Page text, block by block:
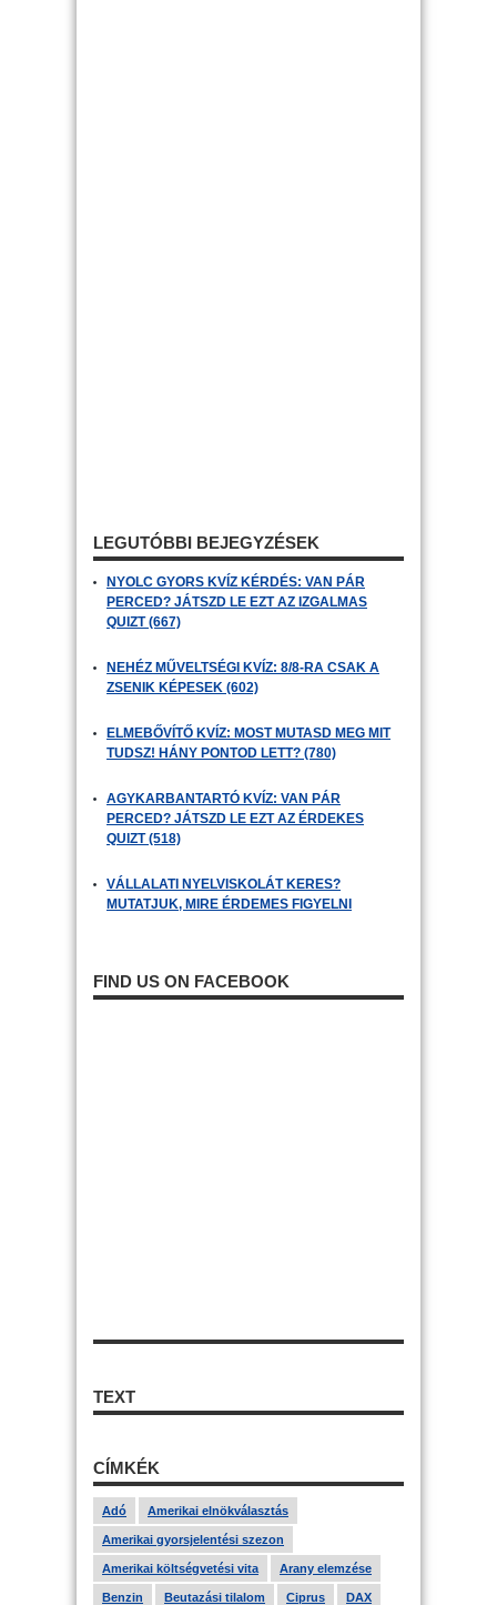
LEGUTÓBBI BEJEGYZÉSEK
NYOLC GYORS KVÍZ KÉRDÉS: VAN PÁR
PERCED? JÁTSZD LE EZT AZ IZGALMAS
QUIZT (667)
NEHÉZ MŰVELTSÉGI KVÍZ: 8/8-RA CSAK A
ZSENIK KÉPESEK (602)
ELMEBŐVÍTŐ KVÍZ: MOST MUTASD MEG MIT
TUDSZ! HÁNY PONTOD LETT? (780)
AGYKARBANTARTÓ KVÍZ: VAN PÁR
PERCED? JÁTSZD LE EZT AZ ÉRDEKES
QUIZT (518)
VÁLLALATI NYELVISKOLÁT KERES?
MUTATJUK, MIRE ÉRDEMES FIGYELNI
FIND US ON FACEBOOK
TEXT
CÍMKÉK
Adó Amerikai elnökválasztás
Amerikai gyorsjelentési szezon
Amerikai költségvetési vita Arany elemzése
Benzin Beutazási tilalom Ciprus DAX